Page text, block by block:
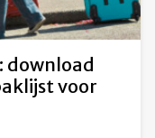
download
voor